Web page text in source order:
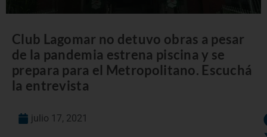
Club Lagomar no detuvo obras a pesar
de la pandemia estrena piscina y se
prepara para el Metropolitano. Escuchá
la entrevista
julio 17, 2021